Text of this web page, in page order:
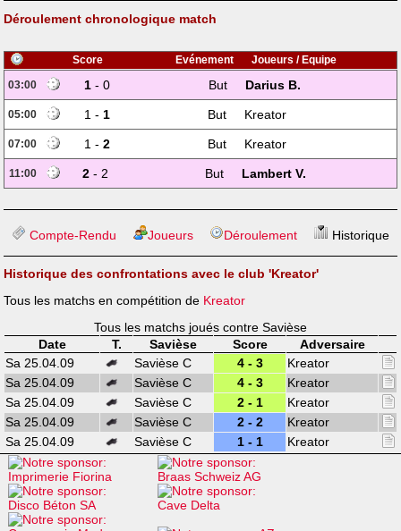
Déroulement chronologique match
Score Evénement
Joueurs / Equipe
03:00
1- 0 But Darius B.
05:00 1 - 1 But Kreator
07:00 1 - 2 But Kreator
11:00 2 - 2 But Lambert V.
Compte-Rendu Joueurs Déroulement Historique
Historique des confrontations avec le club 'Kreator'
Tous les matchs en compétition de Kreator
Tous les matchs joués contre Savièse
Date
T. Savièse Score
Adversaire
Sa 25.04.09
Savièse C 4 - 3
Kreator
Sa 25.04.09
Savièse C 4 - 3
Kreator
Sa 25.04.09
Savièse C 2 - 1
Kreator
Sa 25.04.09
Savièse C 2 - 2
Kreator
Sa 25.04.09
Savièse C 1 - 1 Kreator